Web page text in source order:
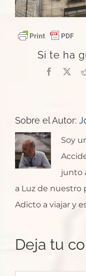
Si te ha
Facebook
X
Sobre el Autor:
Soy
junto
a Luz de nuestro
Adicto a viajar y
Deja tu